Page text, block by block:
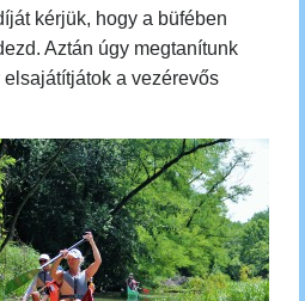
kérjük, hogy a büfében
Aztán úgy megtanítunk
a vezérevős